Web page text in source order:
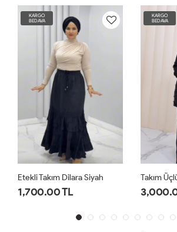
KARGO
BEDAVA
Takım Üçlü Ayten Siyah
3,000.00 TL
KARGO
BEDAVA
Etekli